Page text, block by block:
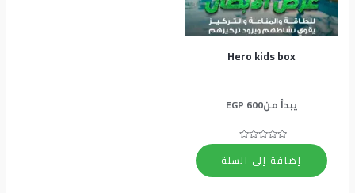
Hero kids box
يبدأ من EGP 600
التقييم
0
إضافة إلى السلة